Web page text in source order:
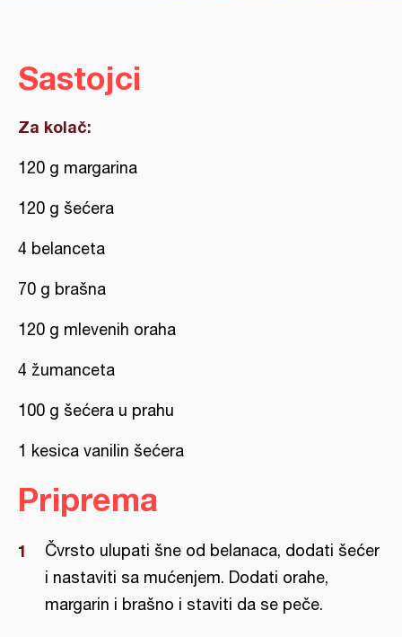
Sastojci
Za kolač:
120 g margarina
120 g šećera
4 belanceta
70 g brašna
120 g mlevenih oraha
4 žumanceta
100 g šećera u prahu
1 kesica vanilin šećera
Priprema
Čvrsto ulupati šne od belanaca, dodati šećer
i nastaviti sa mućenjem. Dodati orahe,
margarin i brašno i staviti da se peče.